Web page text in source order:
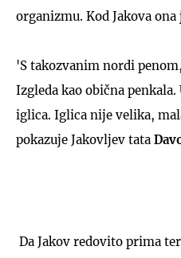
organizmu. Kod Jakova
'S takozvanim nordi
Izgleda kao obična
iglica. Iglica nije velika,
pokazuje Jakovljev tata
Da Jakov redovito prima